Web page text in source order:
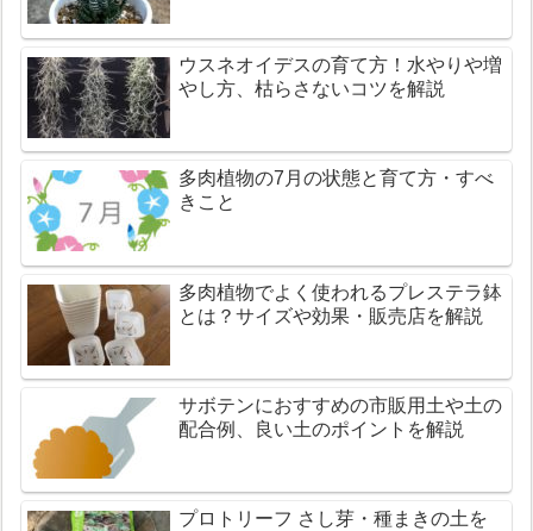
ウスネオイデスの育て方！水やりや増
やし方、枯らさないコツを解説
多肉植物の7月の状態と育て方・すべ
きこと
多肉植物でよく使われるプレステラ鉢
とは？サイズや効果・販売店を解説
サボテンにおすすめの市販用土や土の
配合例、良い土のポイントを解説
プロトリーフ さし芽・種まきの土を